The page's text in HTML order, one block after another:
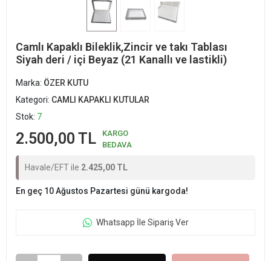
Camlı Kapaklı Bileklik,Zincir ve takı Tablası
Siyah deri / içi Beyaz (21 Kanallı ve lastikli)
Marka: ÖZER KUTU
Kategori: CAMLI KAPAKLI KUTULAR
Stok: 7
2.500,00 TL
KARGO
BEDAVA
Havale/EFT ile 2.425,00 TL
En geç 10 Ağustos Pazartesi günü kargoda!
Whatsapp İle Sipariş Ver